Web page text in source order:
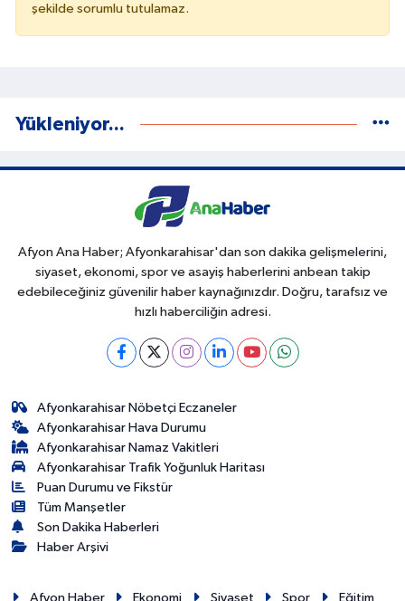
şekilde sorumlu tutulamaz.
Yükleniyor...
Afyon Ana Haber; Afyonkarahisar'dan son dakika gelişmelerini,
siyaset, ekonomi, spor ve asayiş haberlerini anbean takip
edebileceğiniz güvenilir haber kaynağınızdır. Doğru, tarafsız ve
hızlı haberciliğin adresi.
Afyonkarahisar Nöbetçi Eczaneler
Afyonkarahisar Hava Durumu
Afyonkarahisar Namaz Vakitleri
Afyonkarahisar Trafik Yoğunluk Haritası
Puan Durumu ve Fikstür
Tüm Manşetler
Son Dakika Haberleri
Haber Arşivi
Afyon Haber Ekonomi Siyaset Spor Eğitim